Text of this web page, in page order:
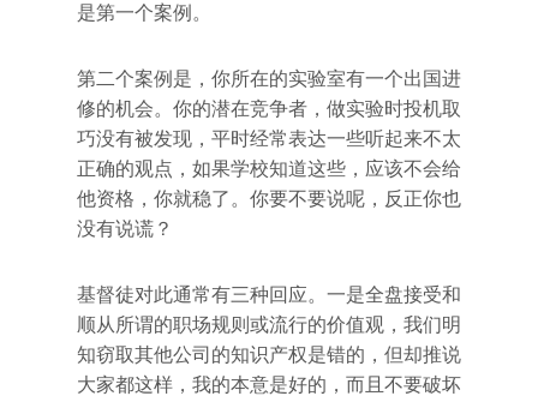
是第一个案例。
第二个案例是，你所在的实验室有一个出国进
修的机会。你的潜在竞争者，做实验时投机取
巧没有被发现，平时经常表达一些听起来不太
正确的观点，如果学校知道这些，应该不会给
他资格，你就稳了。你要不要说呢，反正你也
没有说谎？
基督徒对此通常有三种回应。一是全盘接受和
顺从所谓的职场规则或流行的价值观，我们明
知窃取其他公司的知识产权是错的，但却推说
大家都这样，我的本意是好的，而且不要破坏